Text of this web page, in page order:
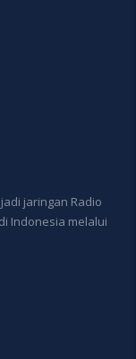
jaringan Radio
Indonesia melalui